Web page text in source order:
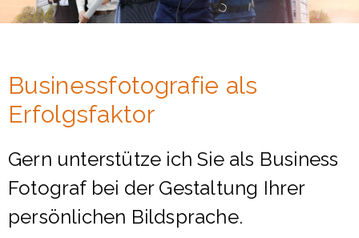
Businessfotografie als
Erfolgsfaktor
Gern unterstütze ich Sie als Business
Fotograf bei der Gestaltung Ihrer
persönlichen Bildsprache.